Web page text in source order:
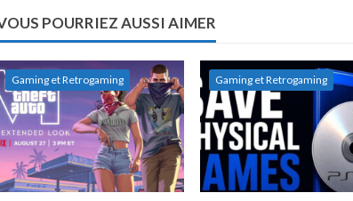
POURRIEZ AUSSI AIMER
Gaming et Retrogaming Gaming et Retrogaming